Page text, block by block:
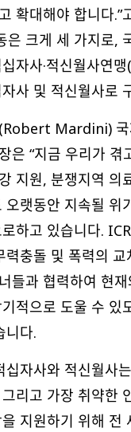
확대해야 합니다.”
은 크게 세 가지로,
자사·적신월사연
사 및 적신월사로
Mardini) 국
은 “지금 우리가 겪
지원, 분쟁지역 의
오랫동안 지속될 위
하고 있습니다.
력충돌 및 폭력의 교
들과 협력하여 현
적으로 도울 수 있
니다.
십자사와 적신월사
리고 가장 취약한
지원하기 위해 전